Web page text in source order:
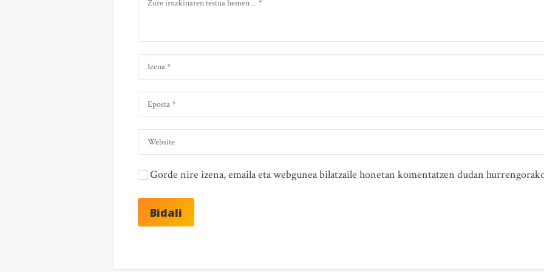
Gorde nire izena, emaila eta webgunea bilatzaile honetan komentatzen dudan